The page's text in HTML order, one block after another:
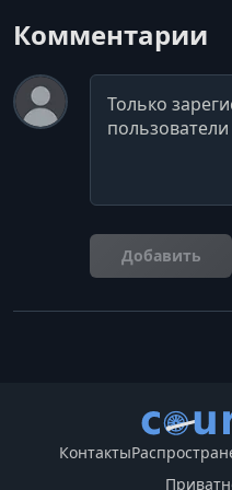
Комментарии
Комментарий
Добавить
Контакты